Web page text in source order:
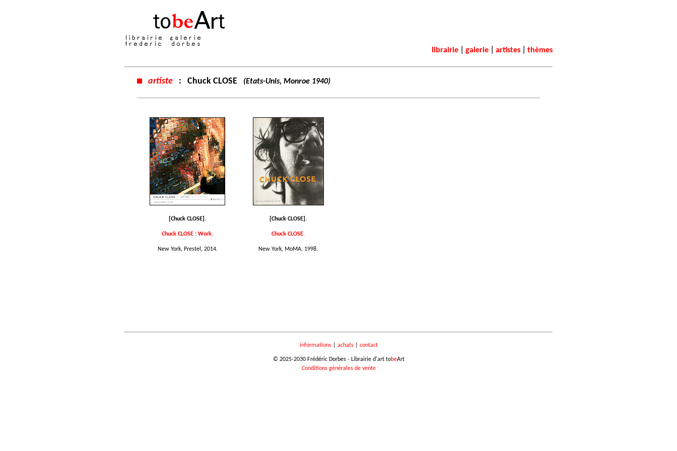
librairie galerie artistes thèmes
artiste : Chuck CLOSE (Etats-Unis, Monroe 1940)
[Chuck CLOSE].
Chuck CLOSE : Work.
New York, Prestel, 2014.
[Chuck CLOSE].
Chuck CLOSE.
New York, MoMA, 1998.
informations| achats| contact
© 2025-2030 Frédéric Dorbes - Librairie d'art tobeArt
Conditions générales de vente